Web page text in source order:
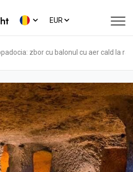
EUR
zbor cu balonul cu aer cald la